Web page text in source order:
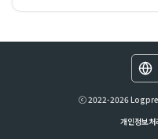
ⓒ 2022-2026
개인정보처